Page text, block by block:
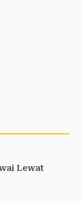
Lewat